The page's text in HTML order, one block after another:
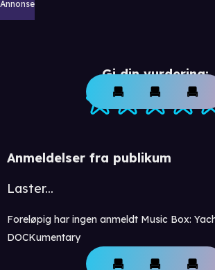
Annonse
Gi din vurdering:
Anmeldelser fra publikum
Laster...
Foreløpig har ingen anmeldt Music Box:
DOCKumentary